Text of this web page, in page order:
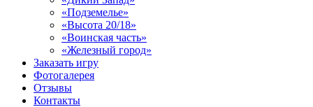
«Подземелье»
«Высота 20/18»
«Воинская часть»
«Железный город»
Заказать игру
Фотогалерея
Отзывы
Контакты